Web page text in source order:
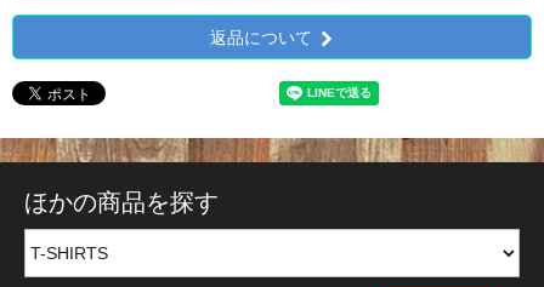
返品について
ほかの商品を探す